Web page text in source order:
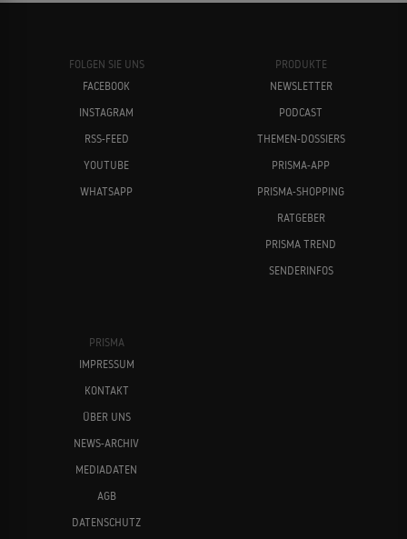
FOLGEN SIE UNS
FACEBOOK
INSTAGRAM
RSS-FEED
YOUTUBE
WHATSAPP
PRODUKTE
NEWSLETTER
PODCAST
THEMEN-DOSSIERS
PRISMA-APP
PRISMA-SHOPPING
RATGEBER
PRISMA TREND
SENDERINFOS
PRISMA
IMPRESSUM
KONTAKT
ÜBER UNS
NEWS-ARCHIV
MEDIADATEN
AGB
DATENSCHUTZ